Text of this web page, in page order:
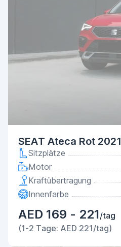
SEAT Ateca Rot 2021
Sitzplätze
Motor
Kraftübertragung
Innenfarbe
AED 169 - 221/tag
(1-2 Tage: AED 221/tag)